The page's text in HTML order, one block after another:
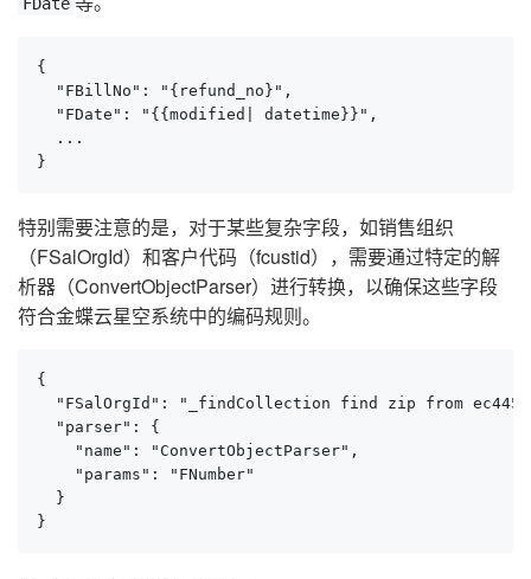
{
  "FBillNo": "{refund_no}",
  "FDate": "{{modified| datetime}}",
  ...
}
特别需要注意的是，对于某些复杂字段，如销售组织
（FSalOrgId）和客户代码（fcustid），需要通过特定的解
析器（ConvertObjectParser）进行转换，以确保这些字段
符合金蝶云星空系统中的编码规则。
{
"FSalOrgId": "_findCollection find zip from
  "parser": {
    "name": "ConvertObjectParser",
    "params": "FNumber"
  }
}